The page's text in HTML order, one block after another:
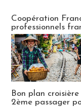
Coopération
professionnels
Bon plan
2ème passager